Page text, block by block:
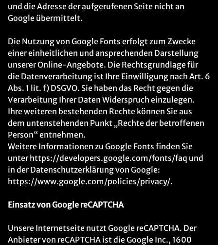
und die Adresse der aufgerufenen Seite nicht an
Google übermittelt.
Die Nutzung von Google Fonts erfolgt zum Zwecke
einer einheitlichen und ansprechenden Darstellung
unserer Online-Angebote. Die Rechtsgrundlage für
die Datenverarbeitung ist Ihre Einwilligung nach Art. 6
Abs. 1 lit. f) DSGVO. Sie haben das Recht gegen die
Verarbeitung Ihrer Daten Widerspruch einzulegen.
Ihre weiteren bestehenden Rechte können Sie aus
dem untenstehenden Punkt „Rechte der betroffenen
Person“ entnehmen.
Weitere Informationen zu Google Fonts finden Sie
unter https://developers.google.com/fonts/faq und
in der Datenschutzerklärung von Google:
https://www.google.com/policies/privacy/.
Einsatz von Google reCAPTCHA
Unsere Internetseite nutzt Google reCAPTCHA. Der
Anbieter von reCAPTCHA ist die Google Inc., 1600